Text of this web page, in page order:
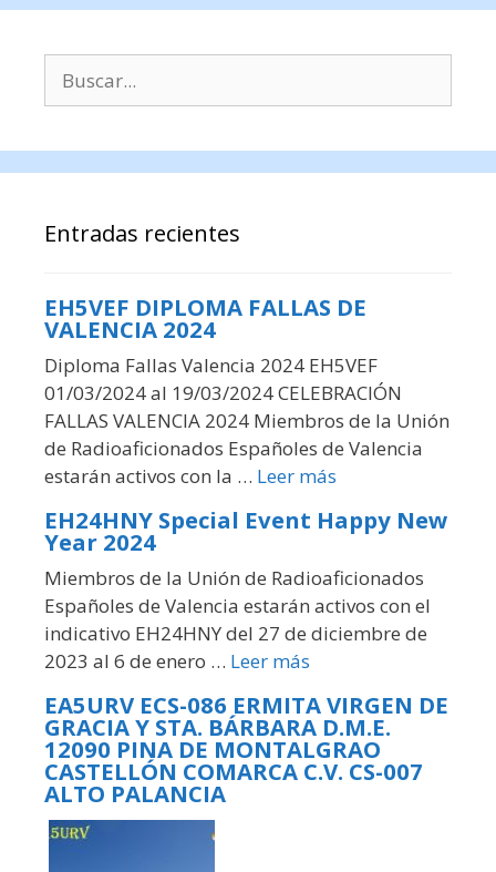
Entradas recientes
EH5VEF DIPLOMA FALLAS DE
VALENCIA 2024
Diploma Fallas Valencia 2024 EH5VEF
01/03/2024 al 19/03/2024 CELEBRACIÓN
FALLAS VALENCIA 2024 Miembros de la Unión
de Radioaficionados Españoles de Valencia
estarán activos con la … Leer más
EH24HNY Special Event Happy New
Year 2024
Miembros de la Unión de Radioaficionados
Españoles de Valencia estarán activos con el
indicativo EH24HNY del 27 de diciembre de
2023 al 6 de enero … Leer más
EA5URV ECS-086 ERMITA VIRGEN DE
GRACIA Y STA. BÁRBARA D.M.E.
12090 PINA DE MONTALGRAO
CASTELLÓN COMARCA C.V. CS-007
ALTO PALANCIA